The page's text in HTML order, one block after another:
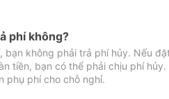
phí không?
bạn không phải trả phí hủy. Nếu
tiền, bạn có thể phải chịu phí
phụ phí cho chỗ nghỉ.